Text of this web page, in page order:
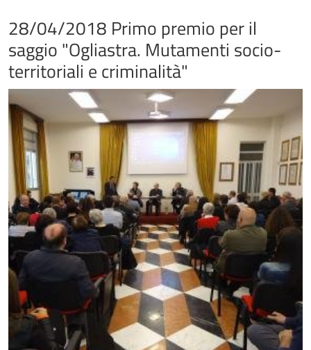
28/04/2018 Primo premio per il
saggio "Ogliastra. Mutamenti socio-
territoriali e criminalità"